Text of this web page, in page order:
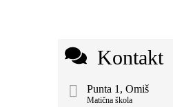
Kontakt
Punta 1, Omiš
Matična škola